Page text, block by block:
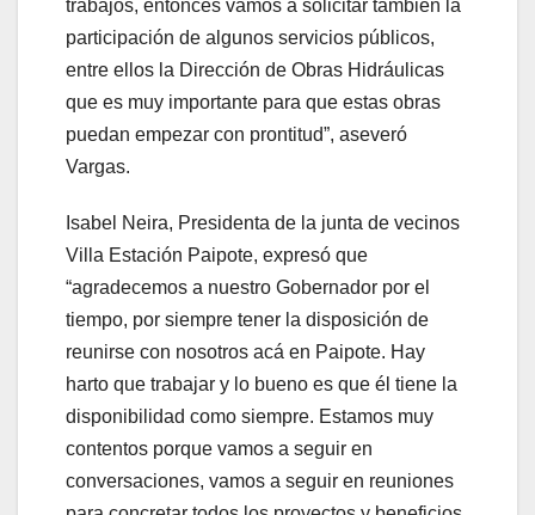
trabajos, entonces vamos a solicitar también la
participación de algunos servicios públicos,
entre ellos la Dirección de Obras Hidráulicas
que es muy importante para que estas obras
puedan empezar con prontitud”, aseveró
Vargas.
Isabel Neira, Presidenta de la junta de vecinos
Villa Estación Paipote, expresó que
“agradecemos a nuestro Gobernador por el
tiempo, por siempre tener la disposición de
reunirse con nosotros acá en Paipote. Hay
harto que trabajar y lo bueno es que él tiene la
disponibilidad como siempre. Estamos muy
contentos porque vamos a seguir en
conversaciones, vamos a seguir en reuniones